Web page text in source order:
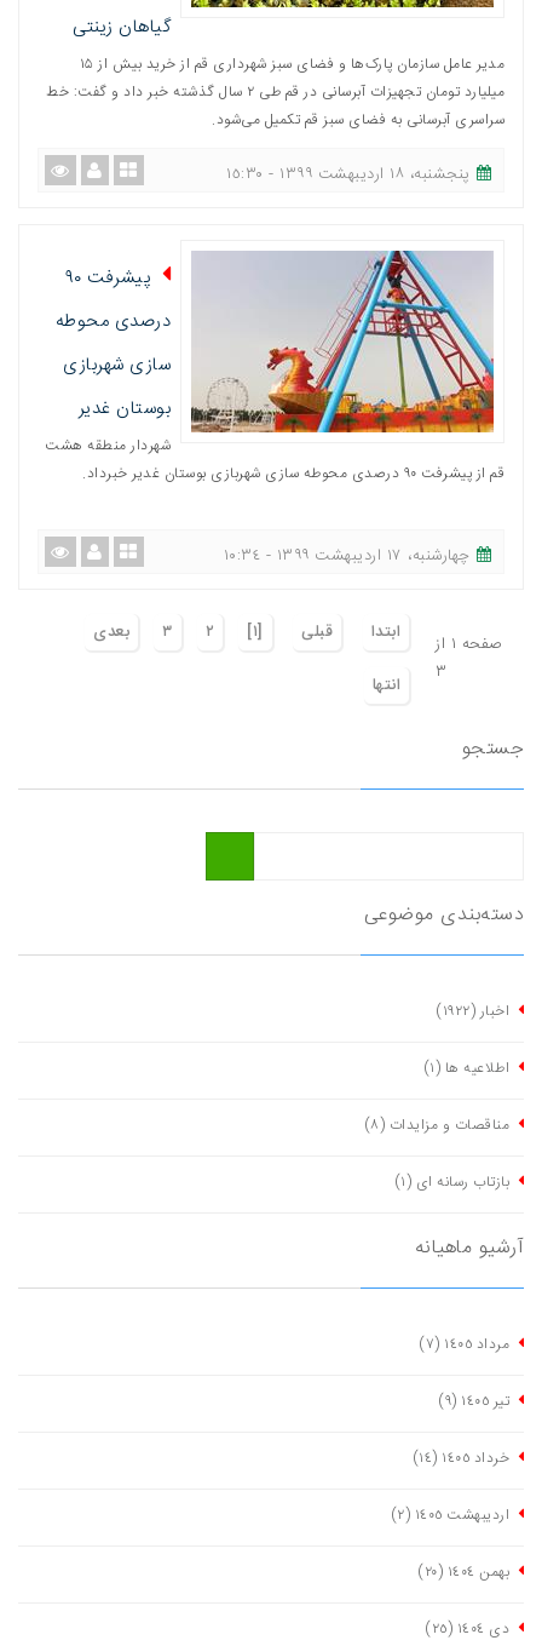
گیاهان زینتی
مدیر عامل سازمان پارک‌ها و فضای سبز شهرداری قم از خرید بیش از ۱۵
میلیارد تومان تجهیزات آبرسانی در قم طی ۲ سال گذشته خبر داد و گفت: خط
سراسری آبرسانی به فضای سبز قم تکمیل می‌شود.
پنجشنبه، ١٨ اردیبهشت ١٣٩٩ - ١٥:٣٠
پیشرفت ۹۰
درصدی محوطه
سازی شهربازی
بوستان غدیر
شهردار منطقه هشت
قم از پیشرفت ٩٠ درصدی محوطه سازی شهربازی بوستان غدیر خبرداد.
چهارشنبه، ١٧ اردیبهشت ١٣٩٩ - ١٠:٣٤
صفحه ١ از
٣
ابتدا قبلی [١] ٢ ٣
بعدی
انتها
جستجو
دسته‌بندی موضوعی
اخبار(١٩٢٢)
اطلاعیه ها (١)
مناقصات و مزایدات (٨)
بازتاب رسانه ای (١)
آرشیو ماهیانه
مرداد ١٤٠٥ (٧)
تیر ١٤٠٥ (٩)
خرداد ١٤٠٥ (١٤)
اردیبهشت ١٤٠٥ (٢)
بهمن ١٤٠٤ (٢٠)
دی ١٤٠٤ (٢٥)